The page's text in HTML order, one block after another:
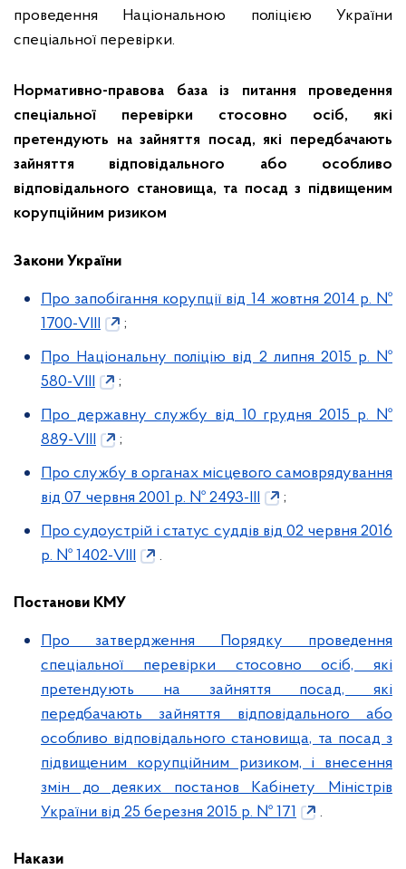
проведення Національною поліцією України
спеціальної перевірки.
Нормативно-правова база із питання проведення
спеціальної перевірки стосовно осіб, які
претендують на зайняття посад, які передбачають
зайняття відповідального або особливо
відповідального становища, та посад з підвищеним
корупційним ризиком
Закони України
Про запобігання корупції від 14 жовтня 2014 р. №
1700-VІІІ
;
Про Національну поліцію від 2 липня 2015 р. №
580-VIII
;
Про державну службу від 10 грудня 2015 р. №
889-VІІІ
;
Про службу в органах місцевого самоврядування
від 07 червня 2001 р. № 2493-ІІІ
;
Про судоустрій і статус суддів від 02 червня 2016
р. № 1402-VІІІ
.
Постанови КМУ
Про затвердження Порядку проведення
спеціальної перевірки стосовно осіб, які
претендують на зайняття посад, які
передбачають зайняття відповідального або
особливо відповідального становища, та посад з
підвищеним корупційним ризиком, і внесення
змін до деяких постанов Кабінету Міністрів
України від 25 березня 2015 р. № 171
.
Накази